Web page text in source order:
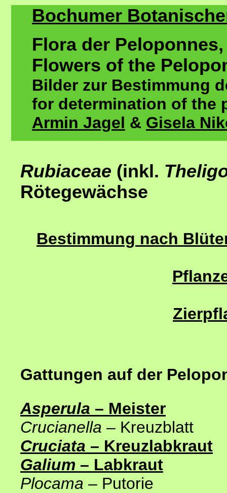
Bochumer
Flora der
Flowers of the
Bilder zur Bestimmung
for determination of the
Armin Jagel & Gisela
Rubiaceae (inkl.
Rötegewächse
Bestimmung nach
Gattungen auf der
Asperula – Meister
Crucianella – Kreuzblatt
Cruciata – Kreuzlabkraut
Galium – Labkraut
Plocama – Putorie